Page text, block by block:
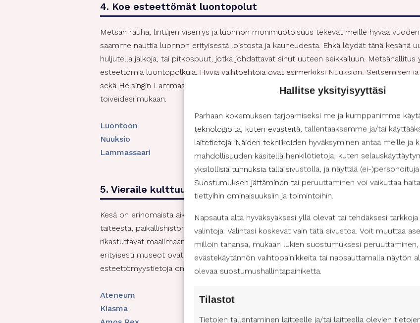
Hallitse yksityisyyttäsi
Parhaan kokemuksen tarjoamiseksi me ja kumppanimme
teknologioita, kuten evästeitä, tallentaaksemme ja/tai
laitetietoja. Näiden tekniikoiden hyväksyminen antaa meille ja
mahdollisuuden käsitellä henkilötietoja, kuten
yksilöllisiä tunnuksia tällä sivustolla, ja näyttää (ei-
Suostumuksen jättäminen tai peruuttaminen voi vaikuttaa
tiettyihin ominaisuuksiin ja toimintoihin.
Napsauta alta hyväksyäksesi yllä olevat tai tehdäksesi tarkkoja
valintoja. Valintasi koskevat vain tätä sivustoa. Voit muuttaa
milloin tahansa, mukaan lukien suostumuksesi
evästekäytännön vaihtopainikkeita tai napsauttamalla näytön
olevaa suostumushallintapainiketta.
Tilastot
Tietojen tallentaminen laitteelle ja/tai laitteella olevien
4. Koe esteettömät luontopolut
Metsän rauha, lintujen viserrys ja luonnon monimuotoisuus tekevät meille hyvää
saamme nauttia luonnon erityisestä loistosta ja kauneudesta. Ehkä löydät tänä kesänä
huljutella jalkoja, tai pitkospuut, jotka johdattavat sinut uuteen seikkailuun. Metsähallitus
esteettömiä luontopolkuja. Hyviä vaihtoehtoja ovat esimerkiksi Nuuksion, Seitsemisen
sekä Helsingin Lammassaaren pitkospuureitti. Yhdessä henkilökohtaisen avustajan
toiveidesi mukaan.
Luontoon
Nuuksio
Lammassaari
5. Vieraile kulttuurikohteissa
Kesä on erinomaista aikaa tutustua museoihin, näyttelyihin, historiallisiin kohteisiin ja
taiteesta, paikallishistoriasta tai vanhoista linnoista, kulttuurikohteet tarjoavat
rikastuttavat maailmaamme pitkään vielä vierailun jälkeenkin. Kulttuurikohde on
erityisesti museot ovat usein esteettömiä. Esimerkiksi Ateneum, Kiasma, Amos Rex ja
esteettömyystietoja omilla verkkosivuillaan.
Ateneum
Kiasma